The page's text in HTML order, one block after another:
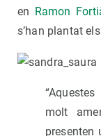
en Ramon
s’han plantat
molt
presenten